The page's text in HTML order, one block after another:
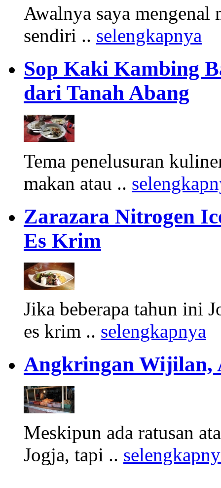
Awalnya saya mengenal
sendiri .. selengkapnya
Sop Kaki Kambing
dari Tanah Abang
Tema penelusuran
makan atau ..
Zarazara Nitrogen
Es Krim
Jika beberapa tahun ini
es krim .. selengkapnya
Angkringan Wijilan,
Meskipun ada ratusan
Jogja, tapi ..